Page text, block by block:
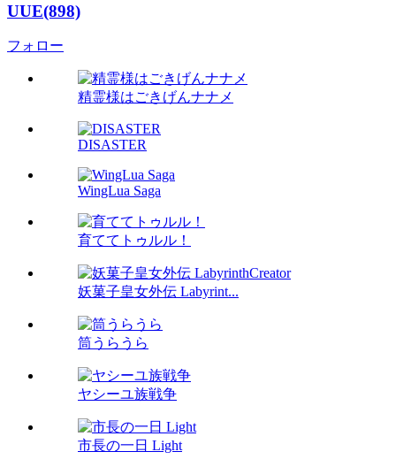
UUE(898)
フォロー
精霊様はごきげんナナメ
DISASTER
WingLua Saga
育ててトゥルル！
妖菓子皇女外伝 Labyrint...
筒うらうら
ヤシーユ族戦争
市長の一日 Light